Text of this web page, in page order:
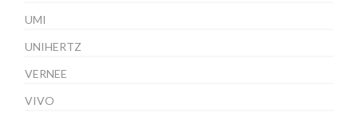
UMI
UNIHERTZ
VERNEE
VIVO